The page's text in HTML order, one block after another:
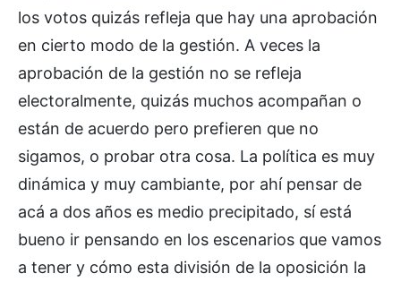
los votos quizás refleja que hay una aprobación
en cierto modo de la gestión. A veces la
aprobación de la gestión no se refleja
electoralmente, quizás muchos acompañan o
están de acuerdo pero prefieren que no
sigamos, o probar otra cosa. La política es muy
dinámica y muy cambiante, por ahí pensar de
acá a dos años es medio precipitado, sí está
bueno ir pensando en los escenarios que vamos
a tener y cómo esta división de la oposición la